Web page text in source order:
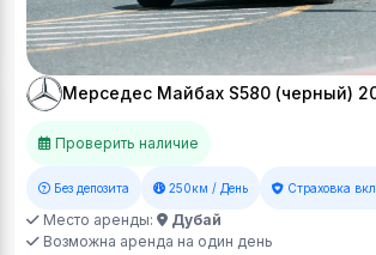
Мерседес Майбах S580 (черный)
Проверить наличие
Без депозита 250км / День Страховка
Место аренды:
Дубай
Возможна аренда на один день